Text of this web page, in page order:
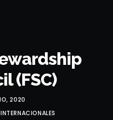
(FSC)
2020
INTERNACIONALES